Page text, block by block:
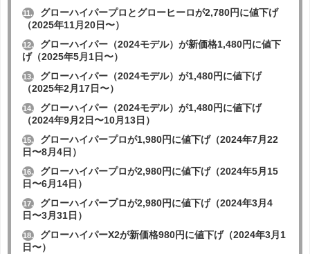
11.
グローハイパープロとグローヒーロが2,780円に値下げ
（2025年11月20日〜）
12.
グローハイパー（2024モデル）が新価格1,480円に値下
げ（2025年5月1日〜）
13.
グローハイパー（2024モデル）が1,480円に値下げ
（2025年2月17日〜）
14.
グローハイパー（2024モデル）が1,480円に値下げ
（2024年9月2日〜10月13日）
15.
グローハイパープロが1,980円に値下げ（2024年7月22
日〜8月4日）
16.
グローハイパープロが2,980円に値下げ（2024年5月15
日〜6月14日）
17.
グローハイパープロが2,980円に値下げ（2024年3月4
日〜3月31日）
18.
グローハイパーX2が新価格980円に値下げ（2024年3月1
日〜）